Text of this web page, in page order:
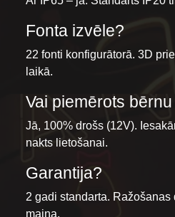
Fonta izvēle?
22 fonti konfigurātorā. 3D
laikā.
Vai piemērots
Jā, 100% drošs (12V).
nakts lietošanai.
Garantija?
2 gadi standarta. Ražošanas
maiņa.